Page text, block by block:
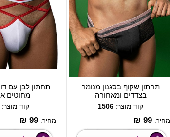
תחתון שקוף בסגנון מנומר
בצדדים ומאחורה
קוד מוצר: 1506
מחיר: 99 ₪
תחתון לבן עם
מחוטים
קוד מוצר:
מחיר: 99 ₪